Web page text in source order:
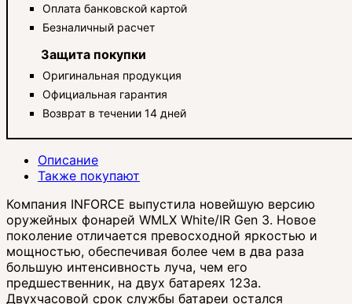
Оплата банковской картой
Безналичный расчет
Защита покупки
Оригинальная продукция
Официальная гарантия
Возврат в течении 14 дней
Описание
Также покупают
Компания INFORCE выпустила новейшую версию
оружейных фонарей WMLX White/IR Gen 3. Новое
поколение отличается превосходной яркостью и
мощностью, обеспечивая более чем в два раза
большую интенсивность луча, чем его
предшественник, на двух батареях 123a.
Двухчасовой срок службы батареи остался